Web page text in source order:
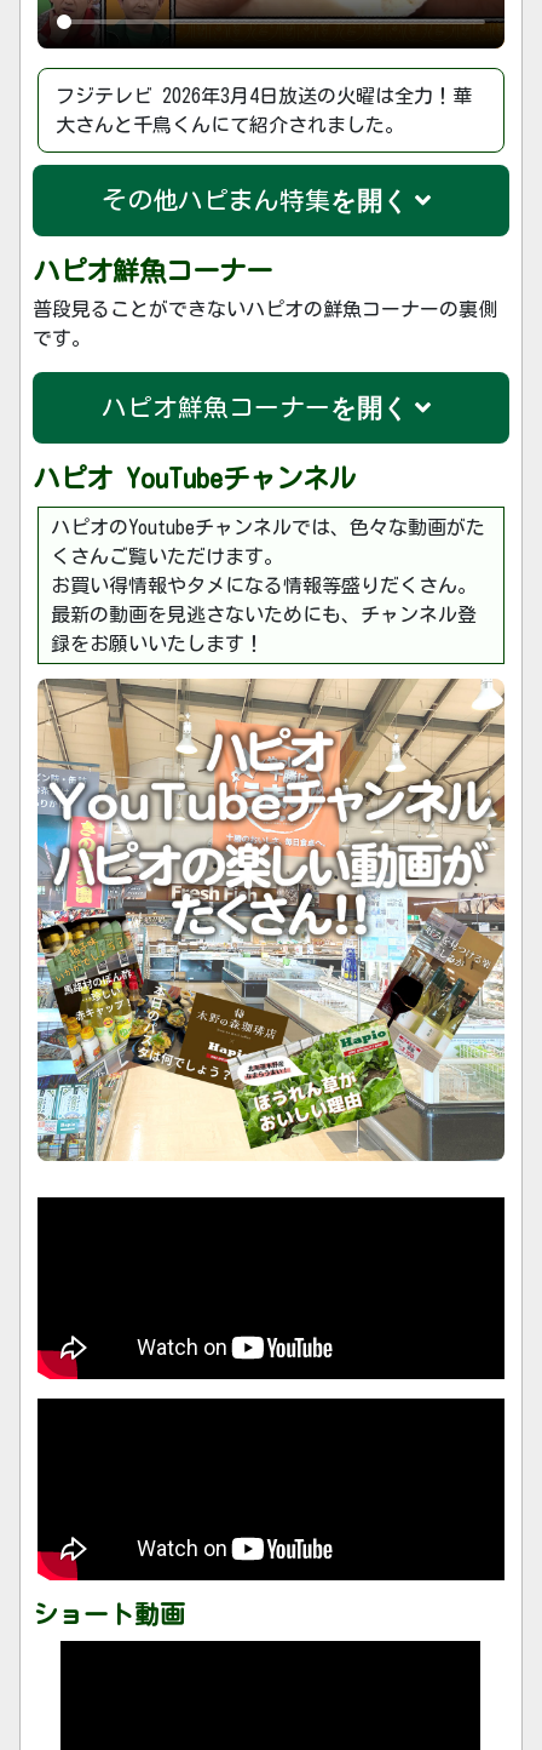
フジテレビ 2026年3月4日放送の火曜は全力！華
大さんと千鳥くんにて紹介されました。
その他ハピまん特集
フジテレビ 2025年5月16日放送のウワサのお客さ
まにて紹介されました。
フジテレビ 2024年11月1日放送のザ・共通テン！
にて紹介されました。
紹介されました。
ハピオ鮮魚コーナー
普段見ることができないハピオの鮮魚コーナーの裏側
です。
ハピオ鮮魚コーナー
ハピオ YouTubeチャンネル
ハピオのYoutubeチャンネルでは、色々な動画がた
くさんご覧いただけます。
お買い得情報やタメになる情報等盛りだくさん。
最新の動画を見逃さないためにも、チャンネル登
録をお願いいたします！
ショート動画